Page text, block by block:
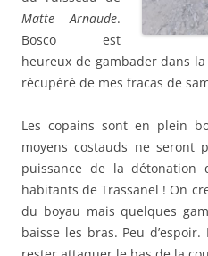
Matte Arnaude.
Bosco est
heureux de gambader dans
récupéré de mes fracas de
Les copains sont en plein
moyens costauds ne seront
puissance de la
habitants de Trassanel ! On
du boyau mais quelques
baisse les bras. Peu